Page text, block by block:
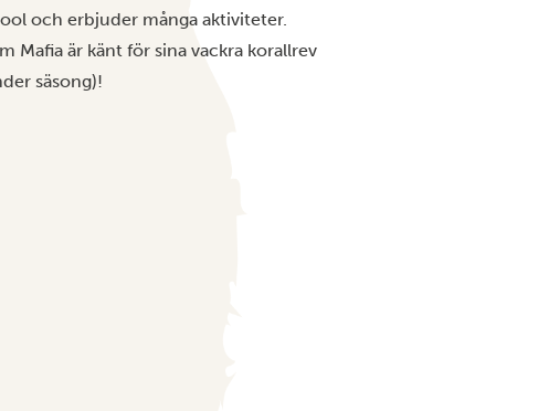
och erbjuder många aktiviteter.
Mafia är känt för sina vackra korallrev
säsong)!